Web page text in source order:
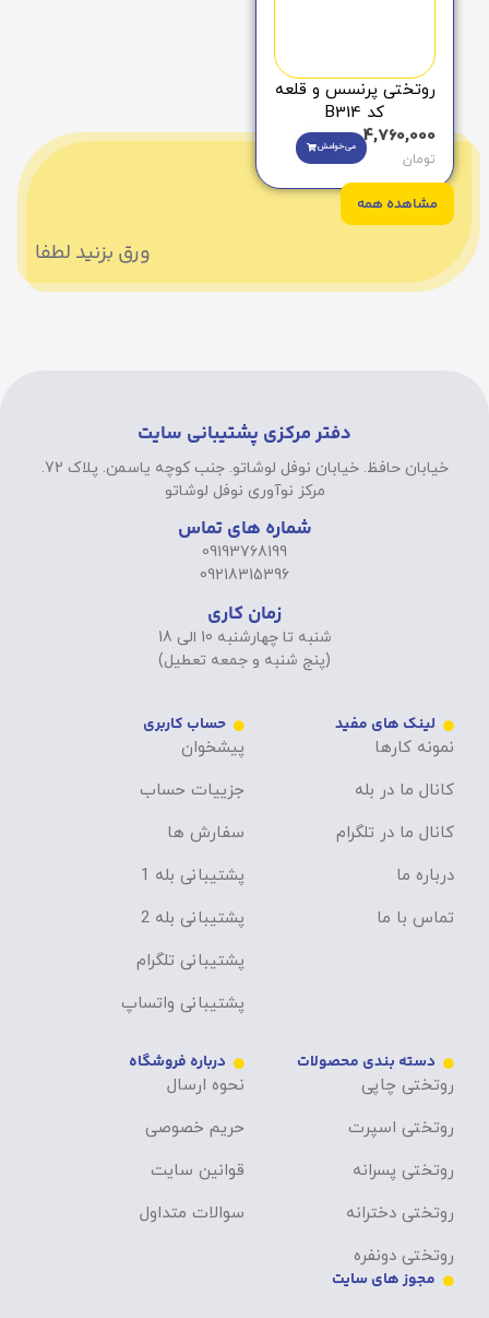
روتختی پرنسس و قلعه
کد B314
4,760,000
تومان
می‌خوامش
مشاهده همه
ورق بزنید لطفا
دفتر مرکزی پشتیبانی سایت
خیابان حافظ. خیابان نوفل لوشاتو. جنب کوچه یاسمن. پلاک 72.
مرکز نوآوری نوفل لوشاتو
شماره های تماس
09193768199
09218315396
زمان کاری
شنبه تا چهارشنبه 10 الی 18
(پنج شنبه و جمعه تعطیل)
لینک های مفید
نمونه کارها
کانال ما در بله
کانال ما در تلگرام
درباره ما
تماس با ما
حساب کاربری
پیشخوان
جزییات حساب
سفارش ها
پشتیبانی بله 1
پشتیبانی بله 2
پشتیبانی تلگرام
پشتیبانی واتساپ
دسته بندی محصولات
روتختی چاپی
روتختی اسپرت
روتختی پسرانه
روتختی دخترانه
روتختی دونفره
درباره فروشگاه
نحوه ارسال
حریم خصوصی
قوانین سایت
سوالات متداول
مجوز های سایت